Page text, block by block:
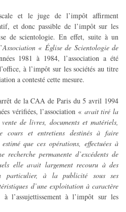
et le juge de l’impôt affirment
et donc passible de l’impôt sur les
de scientologie. En effet, suite à un
Association « Église de Scientologie de
1981 à 1984, l’association a été
à l’impôt sur les sociétés au titre
a contesté cette mesure.
de la CAA de Paris du 5 avril 1994
vérifiées, l’association « avait tiré la
de livres, documents et matériels,
cours et entretiens destinés à faire
que ces opérations, effectuées à
recherche permanente d’excédents de
elle avait largement recouru à des
particulier, à la publicité sous ses
d’une exploitation à caractère
l’assujettissement à l’impôt sur les